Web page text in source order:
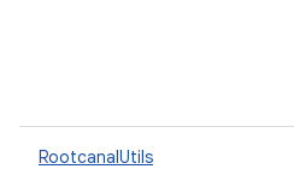
RootcanalUtils